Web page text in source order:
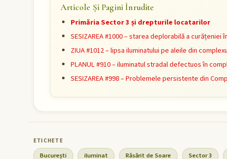
Articole Și Pagini Înrudite
Primăria Sector 3 și drepturile locatarilor
SESIZAREA #1000 – starea deplorabilă a curățeniei
ZIUA #1012 – lipsa iluminatului pe aleile din
PLANUL #910 – iluminatul stradal defectuos în
SESIZAREA #998 – Problemele persistente din
București iluminat Răsărit de Soare Sector 3